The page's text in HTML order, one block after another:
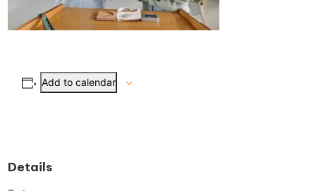
Add to calendar
Details